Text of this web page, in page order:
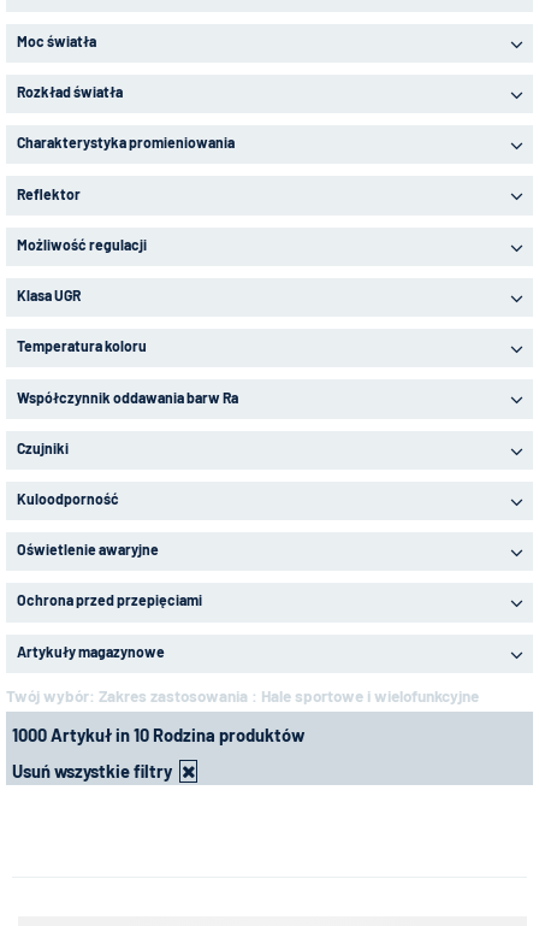
Moc światła
Rozkład światła
Charakterystyka promieniowania
Reflektor
Możliwość regulacji
Klasa UGR
Temperatura koloru
Współczynnik oddawania barw Ra
Czujniki
Kuloodporność
Oświetlenie awaryjne
Ochrona przed przepięciami
Artykuły magazynowe
Twój wybór: Zakres zastosowania : Hale sportowe i wielofunkcyjne
1000 Artykuł in 10 Rodzina produktów
Usuń wszystkie filtry